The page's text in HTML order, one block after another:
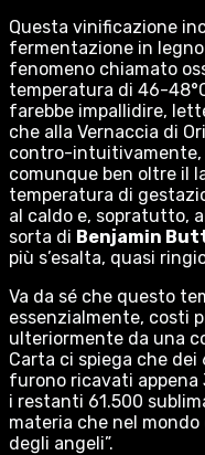
Questa vinificazione
fermentazione in
fenomeno chiamato
temperatura di 46-
farebbe impallidire,
che alla Vernaccia di
contro-intuitivamente,
comunque ben oltre il
temperatura di
al caldo e, sopratutto,
sorta di Benjamin
più s’esalta, quasi
Va da sé che questo
essenzialmente, costi
ulteriormente da una
Carta ci spiega che
furono ricavati appena
i restanti 61.500
materia che nel mondo
degli angeli”.